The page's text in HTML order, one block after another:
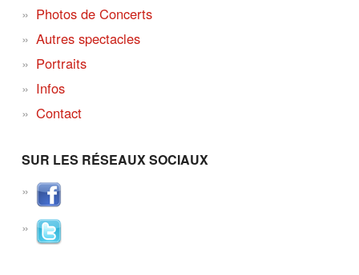
Photos de Concerts
Autres spectacles
Portraits
Infos
Contact
SUR LES RÉSEAUX SOCIAUX